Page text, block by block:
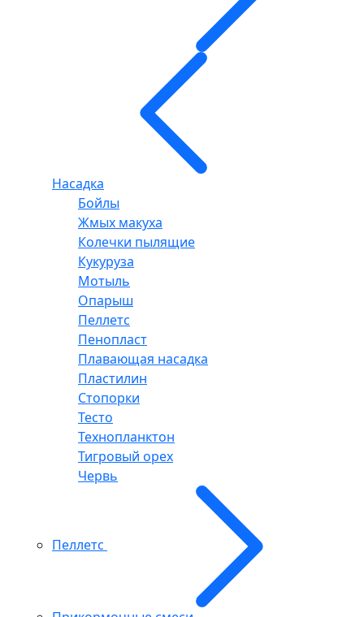
Насадка
Бойлы
Жмых макуха
Колечки пылящие
Кукуруза
Мотыль
Опарыш
Пеллетс
Пенопласт
Плавающая насадка
Пластилин
Стопорки
Тесто
Технопланктон
Тигровый орех
Червь
Пеллетс